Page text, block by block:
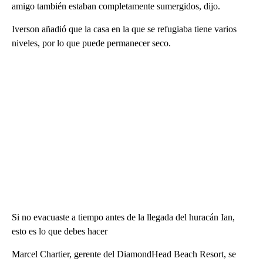
amigo también estaban completamente sumergidos, dijo.
Iverson añadió que la casa en la que se refugiaba tiene varios
niveles, por lo que puede permanecer seco.
Si no evacuaste a tiempo antes de la llegada del huracán Ian,
esto es lo que debes hacer
Marcel Chartier, gerente del DiamondHead Beach Resort, se